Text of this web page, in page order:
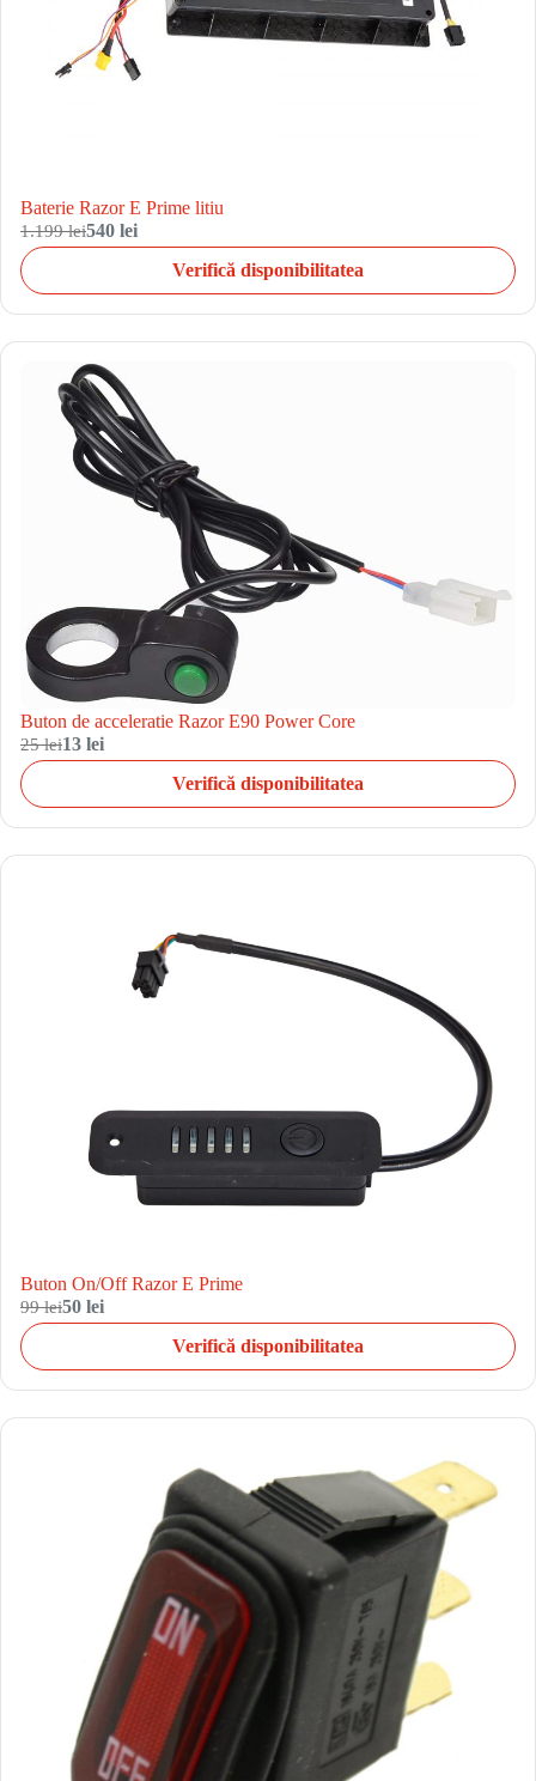
Baterie Razor E Prime litiu
1.199 lei540 lei
Verifică disponibilitatea
Buton de acceleratie Razor E90 Power Core
25 lei13 lei
Verifică disponibilitatea
Buton On/Off Razor E Prime
99 lei50 lei
Verifică disponibilitatea